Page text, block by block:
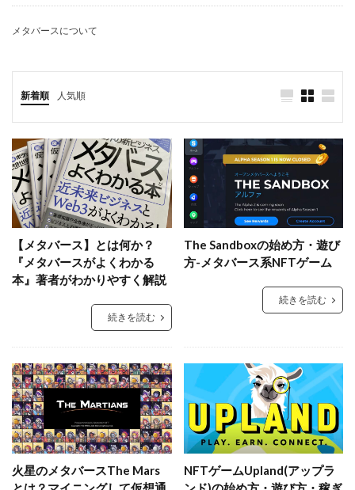
メタバースについて
新着順 人気順
【メタバース】とは何か？
『メタバースがよくわかる
本』著者がわかりやすく解説
続きを読む
The Sandboxの始め方・遊び
方-メタバース系NFTゲーム
続きを読む
火星のメタバースThe Mars
NFTゲームUpland(アップラ